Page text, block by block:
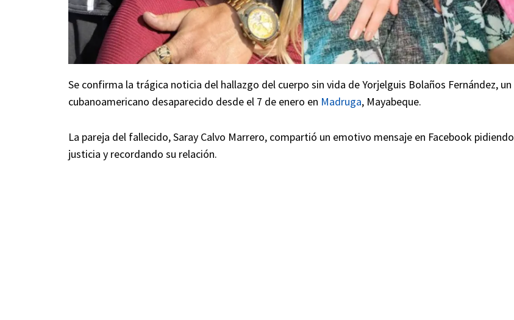
Se confirma la trágica noticia del hallazgo del cuerpo sin vida de Yorjelguis Bolaños Fernández, un
cubanoamericano desaparecido desde el 7 de enero en Madruga, Mayabeque.
La pareja del fallecido, Saray Calvo Marrero, compartió un emotivo mensaje en Facebook pidiendo
justicia y recordando su relación.